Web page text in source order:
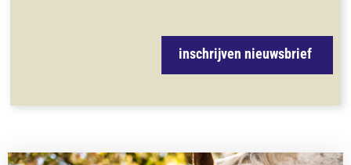
inschrijven nieuwsbrief